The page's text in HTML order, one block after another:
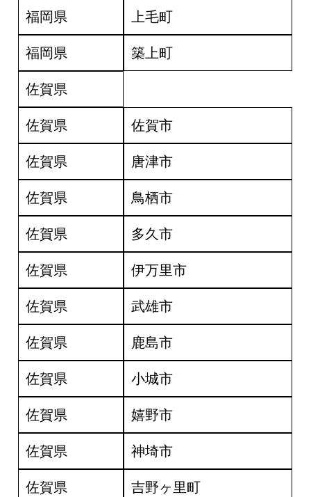
福岡県 上毛町
福岡県 築上町
佐賀県
佐賀県 佐賀市
佐賀県 唐津市
佐賀県 鳥栖市
佐賀県 多久市
佐賀県 伊万里市
佐賀県 武雄市
佐賀県 鹿島市
佐賀県 小城市
佐賀県 嬉野市
佐賀県 神埼市
佐賀県 吉野ヶ里町